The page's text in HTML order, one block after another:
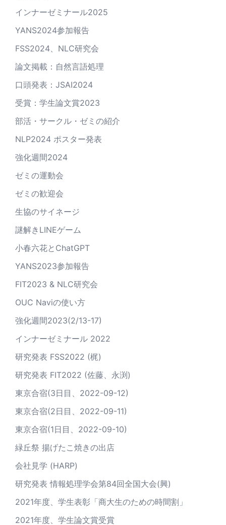
インナーゼミナール2025
YANS2024参加報告
FSS2024、NLC研究会
論文掲載：自然言語処理
口頭発表：JSAI2024
受賞：学生論文賞2023
部活・サークル・ゼミの紹介
NLP2024 ポスター発表
強化週間2024
ゼミの運動会
ゼミの歓迎会
生協のサイネージ
謎解きLINEゲーム
小春六花とChatGPT
YANS2023参加報告
FIT2023 & NLC研究会
OUC Naviの使い方
強化週間2023(2/13-17)
インナーゼミナール 2022
研究発表 FSS2022 (梶)
研究発表 FIT2022 (佐藤、永渕)
東京合宿(3日目、2022-09-12)
東京合宿(2日目、2022-09-11)
東京合宿(1日目、2022-09-10)
緑丘祭 揚げたこ焼きの出店
会社見学 (HARP)
研究発表 情報処理学会第84回全国大会(興)
2021年度、学生表彰「商大生のための時間割」
2021年度、学生論文賞受賞